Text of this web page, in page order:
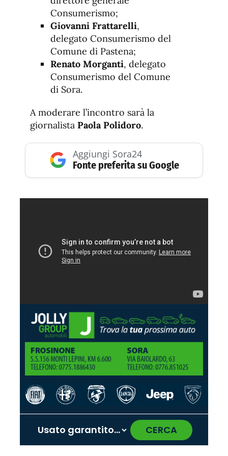
Consumerismo;
Giovanni Frattarelli,
delegato Consumerismo del
Comune di Pastena;
Renato Morganti, delegato
Consumerismo del Comune
di Sora.
A moderare l’incontro sarà la
giornalista Paola Polidoro.
Aggiungi Sora24
Fonte preferita su Google
CERCA
‹ ›